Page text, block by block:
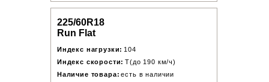
225/60R18
Run Flat
Индекс нагрузки: 104
Индекс скорости: T(до 190 км/ч)
Наличие товара: есть в наличии